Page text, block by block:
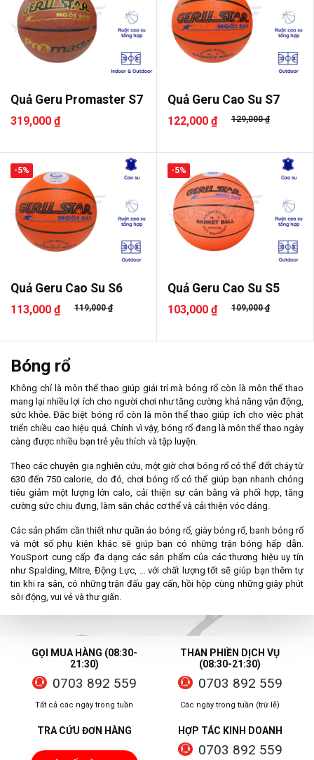
Quả Geru Promaster S7
319,000 ₫
Quả Geru Cao Su S7
122,000 ₫ 129,000 ₫
Quả Geru Cao Su S6
113,000 ₫ 119,000 ₫
-5%
Quả Geru Cao Su S5
103,000 ₫ 109,000 ₫
-5%
Bóng rổ
Không chỉ là môn thể thao giúp giải trí mà bóng rổ còn là môn thể thao
mang lại nhiều lợi ích cho người chơi như tăng cường khả năng vận động,
sức khỏe. Đặc biệt bóng rổ còn là môn thể thao giúp ích cho việc phát
triển chiều cao hiệu quả. Chính vì vậy, bóng rổ đang là môn thể thao ngày
càng được nhiều bạn trẻ yêu thích và tập luyện.
Theo các chuyên gia nghiên cứu, một giờ chơi bóng rổ có thể đốt cháy từ
630 đến 750 calorie, do đó, chơi bóng rổ có thể giúp bạn nhanh chóng
tiêu giảm một lượng lớn calo, cải thiện sự cân bằng và phối hợp, tăng
cường sức chịu đựng, làm săn chắc cơ thể và cải thiện vóc dáng.
Các sản phẩm cần thiết như quần áo bóng rổ, giày bóng rổ, banh bóng rổ
và một số phụ kiện khác sẽ giúp bạn có những trận bóng hấp dẫn.
YouSport cung cấp đa dạng các sản phẩm của các thương hiệu uy tín
như Spalding, Mitre, Động Lực, … với chất lượng tốt sẽ giúp bạn thêm tự
tin khi ra sân, có những trận đấu gay cấn, hồi hộp cùng những giây phút
sôi động, vui vẻ và thư giãn.
GỌI MUA HÀNG (08:30-
21:30)
0703 892 559
Tất cả các ngày trong tuần
THAN PHIỀN DỊCH VỤ
(08:30-21:30)
0703 892 559
Các ngày trong tuần (trừ lễ)
TRA CỨU ĐƠN HÀNG HỢP TÁC KINH DOANH
0703 892 559